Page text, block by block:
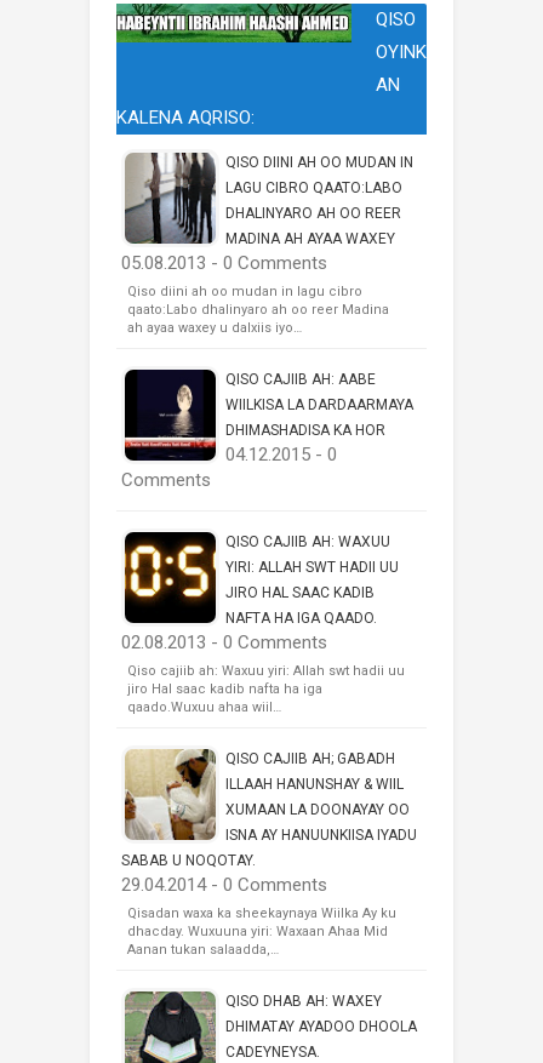
QISO
OYINK
AN
KALENA AQRISO:
QISO DIINI AH OO MUDAN IN
LAGU CIBRO QAATO:LABO
DHALINYARO AH OO REER
MADINA AH AYAA WAXEY
05.08.2013 - 0 Comments
Qiso diini ah oo mudan in lagu cibro
qaato:Labo dhalinyaro ah oo reer Madina
ah ayaa waxey u dalxiis iyo…
QISO CAJIIB AH: AABE
WIILKISA LA DARDAARMAYA
DHIMASHADISA KA HOR
04.12.2015 - 0
Comments
QISO CAJIIB AH: WAXUU
YIRI: ALLAH SWT HADII UU
JIRO HAL SAAC KADIB
NAFTA HA IGA QAADO.
02.08.2013 - 0 Comments
Qiso cajiib ah: Waxuu yiri: Allah swt hadii uu
jiro Hal saac kadib nafta ha iga
qaado.Wuxuu ahaa wiil…
QISO CAJIIB AH; GABADH
ILLAAH HANUNSHAY & WIIL
XUMAAN LA DOONAYAY OO
ISNA AY HANUUNKIISA IYADU
SABAB U NOQOTAY.
29.04.2014 - 0 Comments
Qisadan waxa ka sheekaynaya Wiilka Ay ku
dhacday. Wuxuuna yiri: Waxaan Ahaa Mid
Aanan tukan salaadda,…
QISO DHAB AH: WAXEY
DHIMATAY AYADOO DHOOLA
CADEYNEYSA.